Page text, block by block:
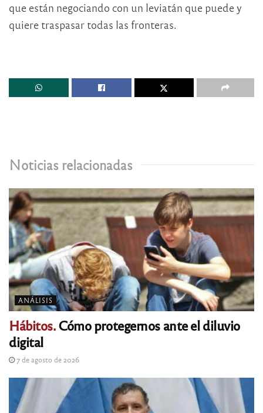
que están negociando con un leviatán que puede y
quiere traspasar todas las fronteras.
Noticias relacionadas
ANÁLISIS
Hábitos.Cómo protegernos ante el diluvio
digital
7 de agosto de 2026